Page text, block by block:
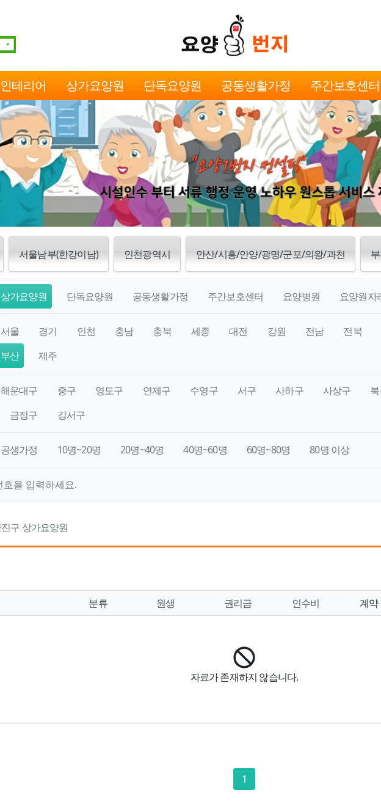
테리어 상가요양원 단독요양원 공동생활가정 주간보호센터
서울남부(한강이남) 인천광역시 안산/시흥/안양/광명/군포/의왕/과천
상가요양원 단독요양원 공동생활가정 주간보호센터 요양병원 요양원자
서울 경기 인천 충남 충북 세종 대전 강원 전남
전북
부산 제주
해운대구 중구 영도구 연제구 수영구 서구 사하구 사상구
금정구 강서구
공생가정 10명~20명 20명~40명 40명~60명 60명~80명 80명 이상
구 상가요양원
분류 원생 권리금 인수비 계약
자료가 존재하지 않습니다.
1